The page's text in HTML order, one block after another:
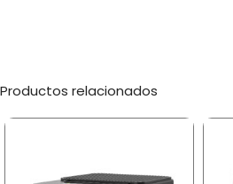
Productos relacionados